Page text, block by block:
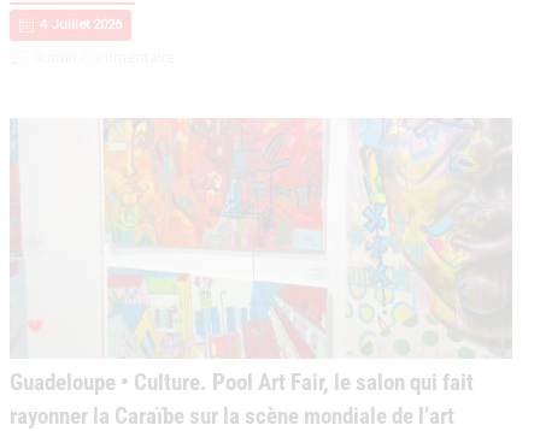
4 Juillet 2026
Guadeloupe • Culture. Pool Art Fair, le salon qui fait
rayonner la Caraïbe sur la scène mondiale de l’art